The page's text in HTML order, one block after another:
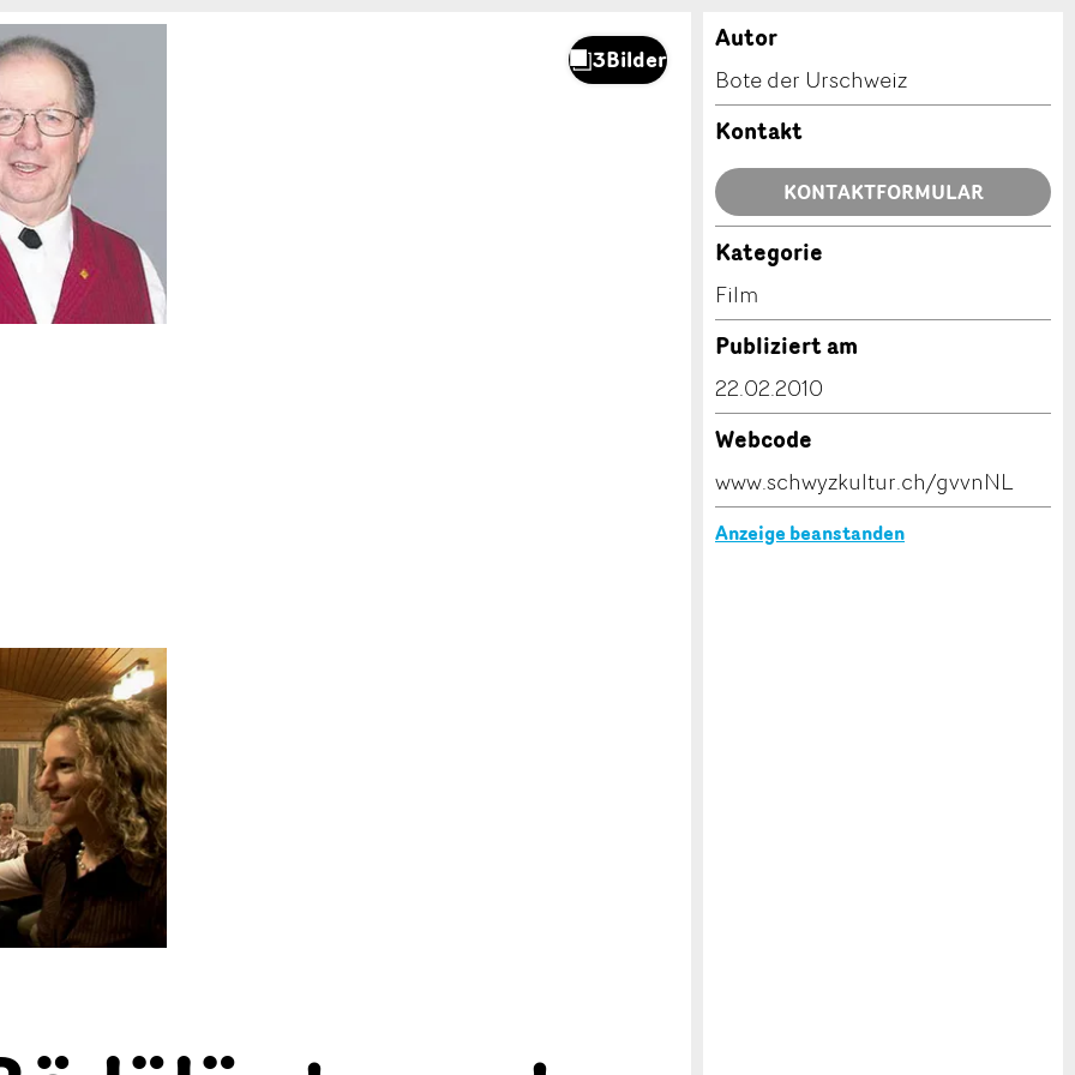
Autor
Bote der Urschweiz
Kontakt
KONTAKTFORMULAR
Kategorie
Film
Publiziert am
22.02.2010
Webcode
www.schwyzkultur.ch/gvvnNL
Anzeige beanstanden